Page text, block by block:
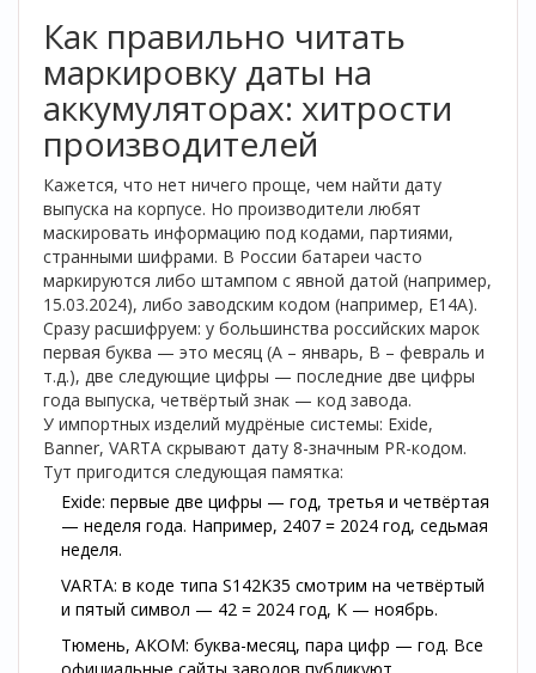
Как правильно читать
маркировку даты на
аккумуляторах: хитрости
производителей
Кажется, что нет ничего проще, чем найти дату
выпуска на корпусе. Но производители любят
маскировать информацию под кодами, партиями,
странными шифрами. В России батареи часто
маркируются либо штампом с явной датой (например,
15.03.2024), либо заводским кодом (например, E14A).
Сразу расшифруем: у большинства российских марок
первая буква — это месяц (A – январь, B – февраль и
т.д.), две следующие цифры — последние две цифры
года выпуска, четвёртый знак — код завода.
У импортных изделий мудрёные системы: Exide,
Banner, VARTA скрывают дату 8-значным PR-кодом.
Тут пригодится следующая памятка:
Exide: первые две цифры — год, третья и четвёртая
— неделя года. Например, 2407 = 2024 год, седьмая
неделя.
VARTA: в коде типа S142K35 смотрим на четвёртый
и пятый символ — 42 = 2024 год, K — ноябрь.
Тюмень, АКОМ: буква-месяц, пара цифр — год. Все